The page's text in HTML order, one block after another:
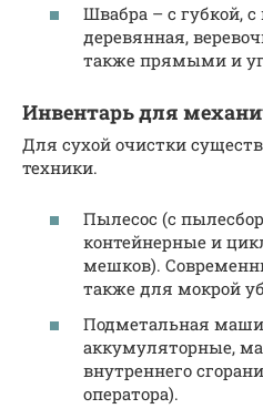
Швабра – с губкой,
деревянная,
также прямыми и
Инвентарь для
Для сухой очистки
техники.
Пылесос (с
контейнерные и
мешков).
также для мокрой
Подметальная
аккумуляторные,
внутреннего
оператора).